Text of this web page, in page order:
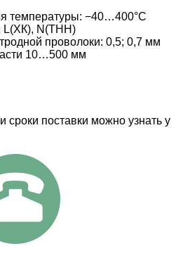
температуры: −40…400°С
L(ХК), N(ТНН)
проволоки: 0,5; 0,7 мм
10…500 мм
сроки поставки можно узнать у